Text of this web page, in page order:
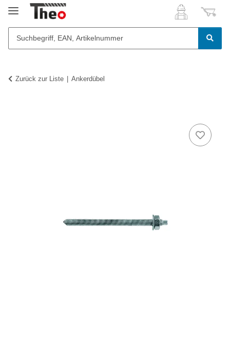
Zurück zur Liste Ankerdübel